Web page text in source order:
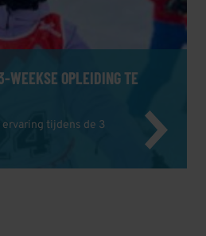
WEEKSE OPLEIDING TE
tijdens de 3